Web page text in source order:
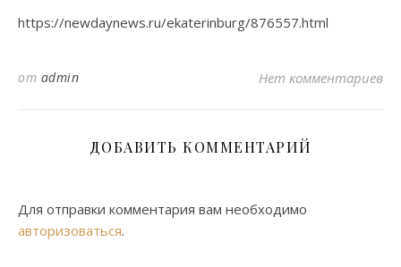
https://newdaynews.ru/ekaterinburg/876557.html
от admin Нет комментариев
ДОБАВИТЬ КОММЕНТАРИЙ
Для отправки комментария вам необходимо
авторизоваться.